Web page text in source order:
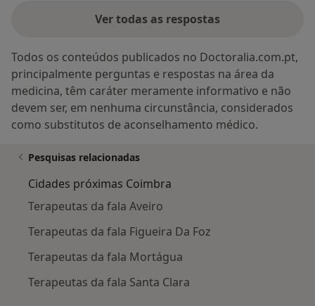
Ver todas as respostas
Todos os conteúdos publicados no Doctoralia.com.pt,
principalmente perguntas e respostas na área da
medicina, têm caráter meramente informativo e não
devem ser, em nenhuma circunstância, considerados
como substitutos de aconselhamento médico.
Pesquisas relacionadas
Cidades próximas Coimbra
Terapeutas da fala Aveiro
Terapeutas da fala Figueira Da Foz
Terapeutas da fala Mortágua
Terapeutas da fala Santa Clara